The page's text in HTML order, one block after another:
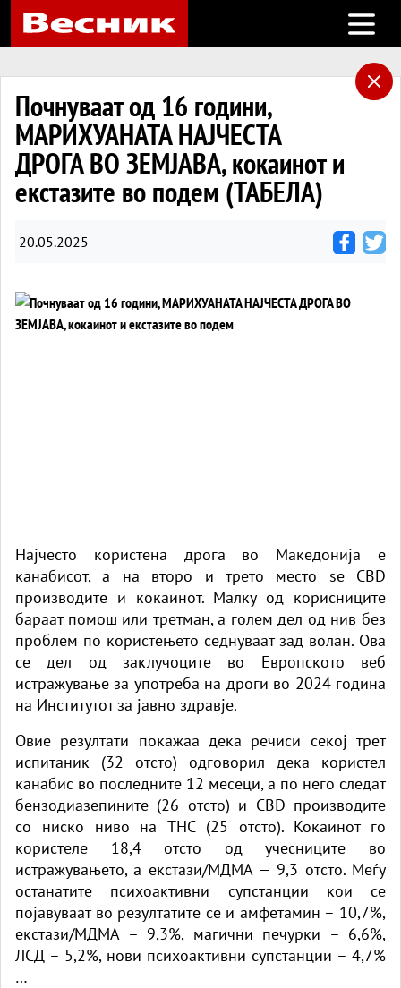
Open
Почнуваат од 16 години,
МАРИХУАНАТА НАЈЧЕСТА
ДРОГА ВО ЗЕМЈАВА, кокаинот и
екстазитe во подем (ТАБЕЛА)
20.05.2025
Најчесто користена дрога во Македонија е
канабисот, а на вторo и трето место sе CBD
производите и кокаинот. Малку од корисниците
бараат помош или третман, a голем дел од нив без
проблем по користењето седнуваат зад волан. Ова
се дел од заклучоците во Европското веб
истражување за употреба на дроги во 2024 година
на Институтот за јавно здравје.
Овие резултати покажаа дека речиси секој трет
испитаник (32 отсто) одговорил дека користел
канабис во последните 12 месеци, а по него следат
бензодиазепините (26 отсто) и CBD производите
со ниско ниво на THC (25 отсто). Кокаинот го
користеле 18,4 отсто од учесниците во
истражувањето, а екстази/МДМА — 9,3 отсто. Меѓу
останатите психоактивни супстанции кои се
појавуваат во резултатите се и aмфетамин – 10,7%,
eкстази/МДМА – 9,3%, магични печурки – 6,6%,
ЛСД – 5,2%, нови психоактивни супстанции – 4,7%
…